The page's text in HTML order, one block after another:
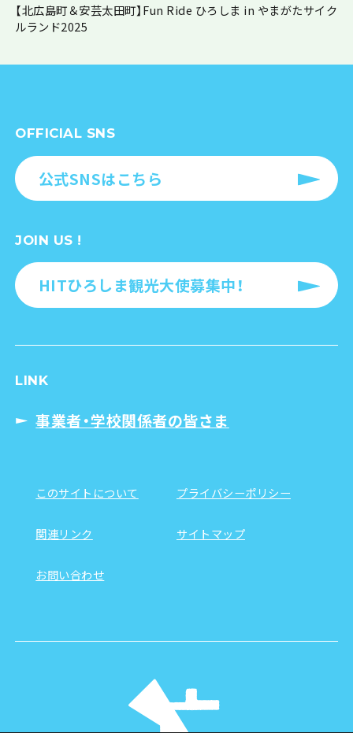
【北広島町＆安芸太田町】Fun Ride ひろしま in やまがたサイク
ルランド2025
OFFICIAL SNS
公式SNSはこちら
JOIN US !
HITひろしま観光大使募集中！
LINK
事業者・学校関係者の皆さま
このサイトについて プライバシーポリシー
関連リンク サイトマップ
お問い合わせ